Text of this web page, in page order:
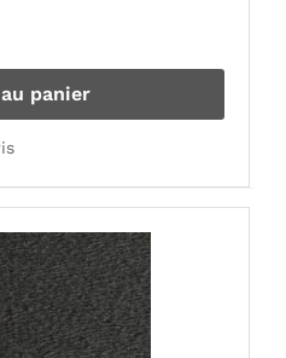
panier